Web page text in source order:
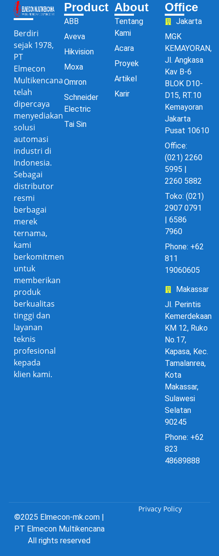
Berdiri
sejak 1978,
PT
Elmecon
Multikencana
telah
dipercaya
menyediakan
solusi
automasi
industri di
Indonesia.
Sebagai
distributor
resmi
berbagai
merek
ternama,
kami
berkomitmen
untuk
memberikan
produk
berkualitas
tinggi dan
layanan
teknis
profesional
kepada
klien kami.
Product
ABB
Aveva
Hikvision
Moxa
Omron
Schneider
Electric
Tai Sin
About
Tentang
Kami
Acara
Proyek
Artikel
Karir
Office
Jakarta
MGK
KEMAYORAN,
Jl. Angkasa
Kav B-6
BLOK D10-
D15, RT.10
Kemayoran
Jakarta
Pusat 10610
Office:
(021) 2260
5995 |
2260 5882
Toko: (021)
2907 0791
| 6586
7960
Phone: +62
811
19060605
Makassar
Jl. Perintis
Kemerdekaan
KM 12, Ruko
No.17,
Kapasa, Kec.
Tamalanrea,
Kota
Makassar,
Sulawesi
Selatan
90245
Phone: +62
823
48689888
©2025 Elmecon-mk.com |
PT Elmecon Multikencana
All rights reserved
Privacy Policy